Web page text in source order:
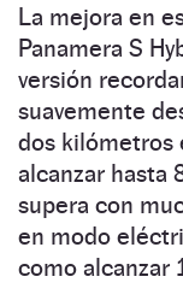
La mejora en
Panamera S
versión
suavemente
dos kilómetros
alcanzar hasta
supera con
en modo
como alcanzar